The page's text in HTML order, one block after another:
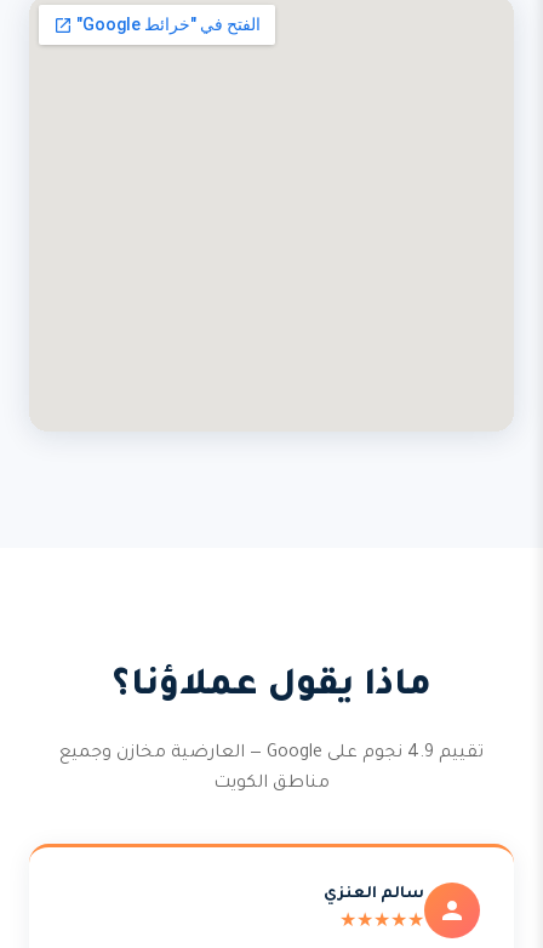
ماذا يقول عملاؤنا؟
تقييم 4.9 نجوم على Google — العارضية مخازن وجميع
مناطق الكويت
سالم العنزي
★★★★★